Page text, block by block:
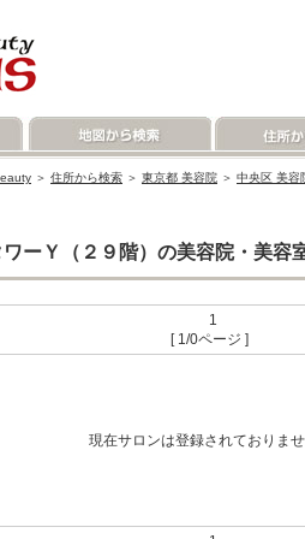
＞ 住所から検索 ＞ 東京都 美容院 ＞ 中央区 美容
ーＹ（２９階）の美容院・美容
1
[ 1/0ページ ]
現在サロンは登録されておりま